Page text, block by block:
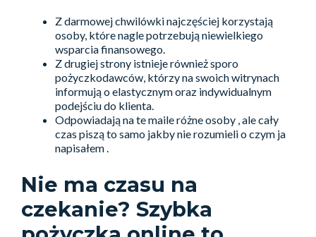
Z darmowej chwilówki najczęściej korzystają
osoby, które nagle potrzebują niewielkiego
wsparcia finansowego.
Z drugiej strony istnieje również sporo
pożyczkodawców, którzy na swoich witrynach
informują o elastycznym oraz indywidualnym
podejściu do klienta.
Odpowiadają na te maile różne osoby , ale cały
czas piszą to samo jakby nie rozumieli o czym ja
napisałem .
Nie ma czasu na
czekanie? Szybka